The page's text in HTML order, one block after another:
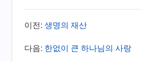
이전: 생명의 재산
다음: 한없이 큰 하나님의 사랑